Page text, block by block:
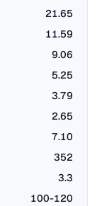
21.65
11.59
9.06
5.25
3.79
2.65
7.10
352
3.3
100-120